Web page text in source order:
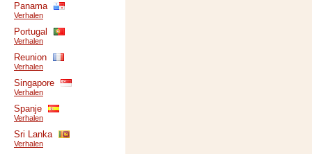
Panama
Verhalen
Portugal
Verhalen
Reunion
Verhalen
Singapore
Verhalen
Spanje
Verhalen
Sri Lanka
Verhalen